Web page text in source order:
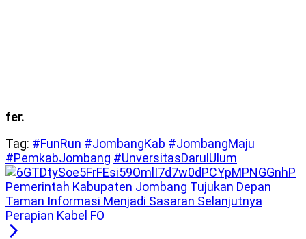
fer.
Tag: #FunRun #JombangKab #JombangMaju
#PemkabJombang #UnversitasDarulUlum
Pemerintah Kabupaten Jombang Tujukan Depan
Taman Informasi Menjadi Sasaran Selanjutnya
Perapian Kabel FO